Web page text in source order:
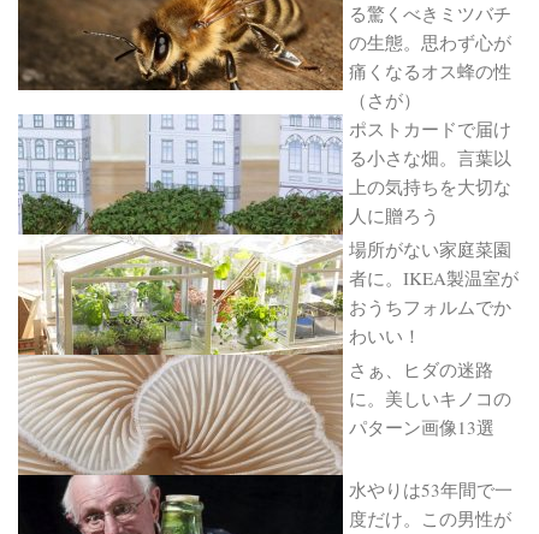
る驚くべきミツバチ
の生態。思わず心が
痛くなるオス蜂の性
（さが）
ポストカードで届け
る小さな畑。言葉以
上の気持ちを大切な
人に贈ろう
場所がない家庭菜園
者に。IKEA製温室が
おうちフォルムでか
わいい！
さぁ、ヒダの迷路
に。美しいキノコの
パターン画像13選
水やりは53年間で一
度だけ。この男性が